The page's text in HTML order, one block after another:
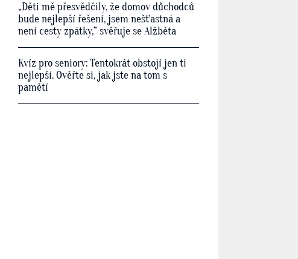
„Děti mě přesvědčily, že domov důchodců
bude nejlepší řešení, jsem nešťastná a
není cesty zpátky,“ svěřuje se Alžběta
Kvíz pro seniory: Tentokrát obstojí jen ti
nejlepší. Ověřte si, jak jste na tom s
pamětí